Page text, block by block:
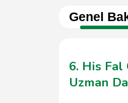
Genel
6. His Fal
Uzman